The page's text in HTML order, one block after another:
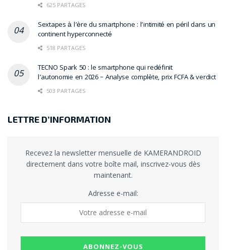
625 PARTAGES
Sextapes à l’ère du smartphone : l’intimité en péril dans un
continent hyperconnecté
518 PARTAGES
TECNO Spark 50 : le smartphone qui redéfinit
l’autonomie en 2026 – Analyse complète, prix FCFA & verdict
503 PARTAGES
LETTRE D’INFORMATION
Recevez la newsletter mensuelle de KAMERANDROID
directement dans votre boîte mail, inscrivez-vous dès
maintenant.
Adresse e-mail: